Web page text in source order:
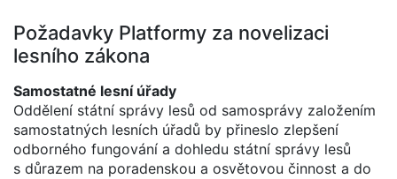
Požadavky Platformy za novelizaci
lesního zákona
Samostatné lesní úřady
Oddělení státní správy lesů od samosprávy založením
samostatných lesních úřadů by přineslo zlepšení
odborného fungování a dohledu státní správy lesů
s důrazem na poradenskou a osvětovou činnost a do